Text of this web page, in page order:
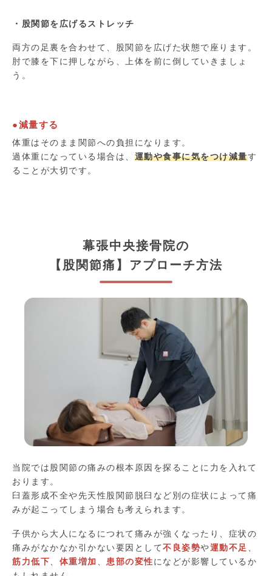
・股関節を広げるストレッチ
両方の足裏を合わせて、股関節を広げた状態で座ります。
肘で膝を下に押しながら、上体を前に倒していきましょ
う。
●減量する
体重はそのまま関節への負担になります。
過体重になっている場合は、 運動や食事に気をつけ減量す
ることが大切です。
幕張中央接骨院の
【股関節痛】アプローチ方法
当院では股関節の痛みの根本原因を探ることに力を入れて
おります。
臼蓋形成不全や先天性股関節脱臼など別の症状によって痛
みが起こってしまう場合も考えられます。
子供から大人になるにつれて痛みが強くなったり、症状の
痛みがなかなか引かない要因として不良姿勢や運動不足
筋力低下
体重増加 患部の変性になどが影響しているか